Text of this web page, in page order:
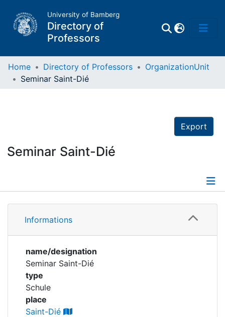
University of Bamberg
Directory of
Professors
Corporations
Historic matricle
registry
Home Directory of Professors
OrganizationUnit
Seminar Saint-Dié
Export
Seminar Saint-Dié
Details
Informations
name/designation
Seminar Saint-Dié
type
Schule
place
Saint-Dié